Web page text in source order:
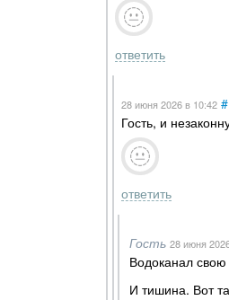
ответить
28 июня 2026в 10:42 #
Гость, и
ответить
Гость 28 июня
Водоканал свою
И тишина. Вот